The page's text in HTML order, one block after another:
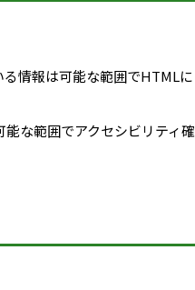
情報は可能な範囲でHTMLに
な範囲でアクセシビリティ確